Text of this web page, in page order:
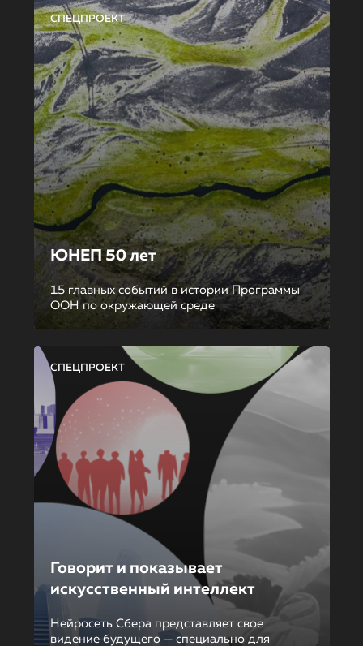
СПЕЦПРОЕКТ
ЮНЕП 50 лет
15 главных событий в истории Программы
ООН по окружающей среде
СПЕЦПРОЕКТ
Говорит и показывает
искусственный интеллект
Нейросеть Сбера представляет свое
видение будущего — специально для